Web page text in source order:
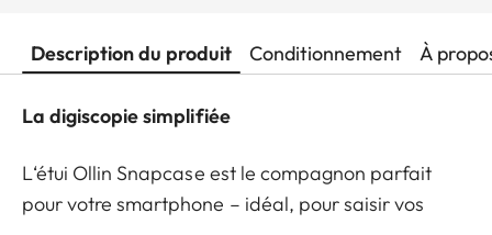
Description du produit Conditionnement À
La digiscopie simplifiée
L‘étui Ollin Snapcase est le compagnon parfait
pour votre smartphone – idéal, pour saisir vos